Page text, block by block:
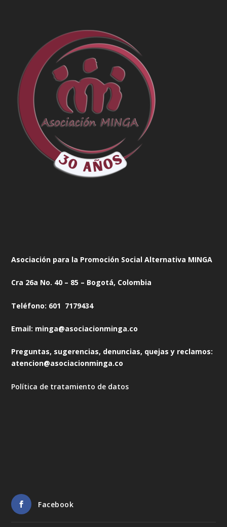
Asociación para la Promoción Social Alternativa MINGA
Cra 26a No. 40 – 85 – Bogotá, Colombia
Teléfono: 601 7179434
Email: minga@asociacionminga.co
Preguntas, sugerencias, denuncias, quejas y reclamos:
atencion@asociacionminga.co
Política de tratamiento de datos
Facebook